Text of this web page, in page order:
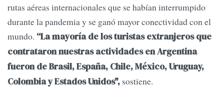
rutas aéreas internacionales que se habían interrumpido
durante la pandemia y se ganó mayor conectividad con el
mundo. “La mayoría de los turistas extranjeros que
contrataron nuestras actividades en Argentina
fueron de Brasil, España, Chile, México, Uruguay,
Colombia y Estados Unidos", sostiene.